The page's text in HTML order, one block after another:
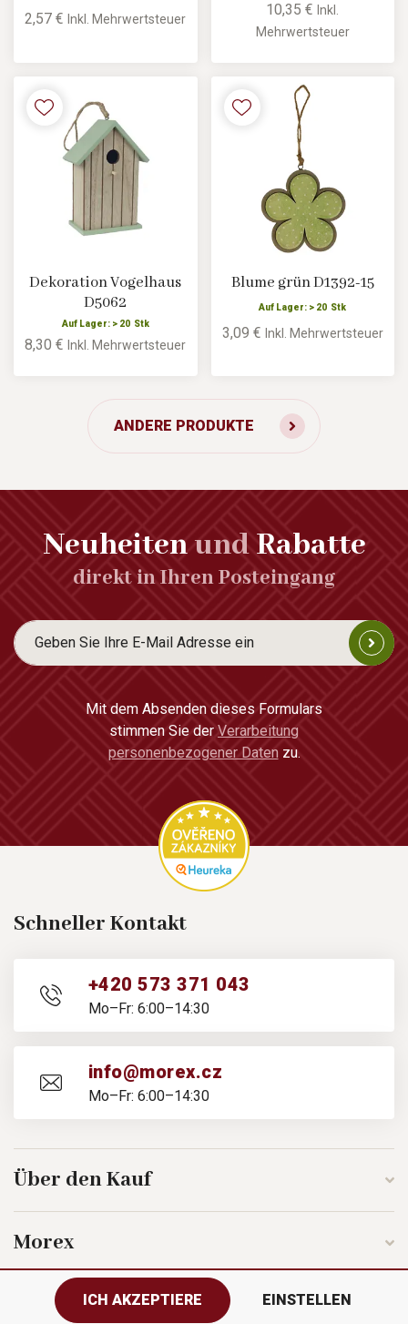
2,57 €Inkl. Mehrwertsteuer
10,35 €Inkl.
Mehrwertsteuer
Dekoration Vogelhaus
D5062
Auf Lager: > 20 Stk
8,30 €Inkl. Mehrwertsteuer
Blume grün D1392-15
Auf Lager: > 20 Stk
3,09 € Inkl. Mehrwertsteuer
ANDERE PRODUKTE
NeuheitenundRabatte
direkt in Ihren Posteingang
Mit dem Absenden dieses Formulars
stimmen Sie der Verarbeitung
personenbezogener Daten zu.
Schneller Kontakt
+420 573 371 043
Mo–Fr: 6:00–14:30
info@morex.cz
Mo–Fr: 6:00–14:30
Über den Kauf
Morex
Folgen Sie uns
ICH AKZEPTIERE EINSTELLEN